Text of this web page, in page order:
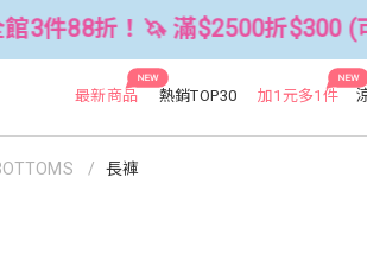
$300 (可累折）
NEW
最新商品 熱銷TOP30
NEW
加1元多1件
長褲